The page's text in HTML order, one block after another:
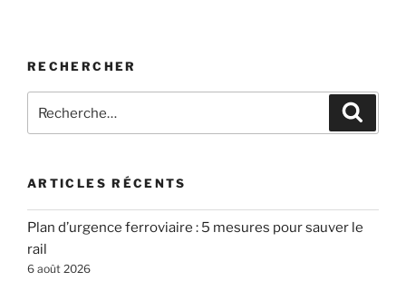
RECHERCHER
pour
ARTICLES RÉCENTS
Plan d’urgence ferroviaire : 5 mesures pour sauver le
rail
6 août 2026